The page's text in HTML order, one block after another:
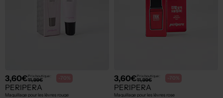
3,60€Prix boutique :
11,99€ -70%
PERIPERA
Maquillage pour les lèvres rouge
3,60€Prix boutique :
11,99€ -70%
PERIPERA
Maquillage pour les lèvres rose